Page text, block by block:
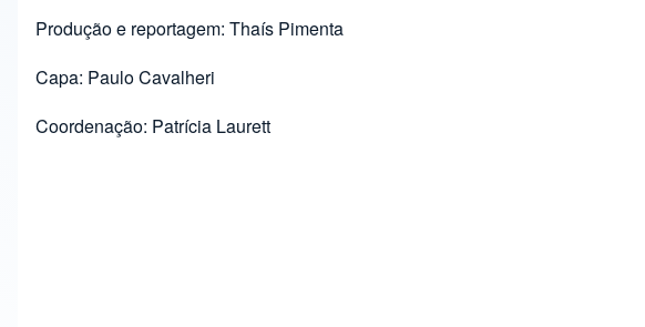
Produção e reportagem: Thaís Pimenta
Capa: Paulo Cavalheri
Coordenação: Patrícia Laurett